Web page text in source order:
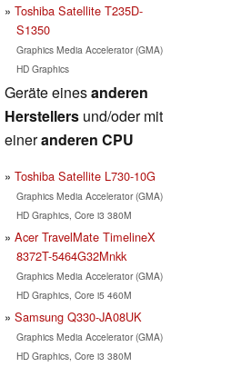
Toshiba Satellite T235D-
S1350
Graphics Media Accelerator (GMA)
HD Graphics
Geräte einesanderen
Herstellers und/oder mit
eineranderen CPU
Toshiba Satellite L730-10G
Graphics Media Accelerator (GMA)
HD Graphics, Core i3 380M
Acer TravelMate TimelineX
8372T-5464G32Mnkk
Graphics Media Accelerator (GMA)
HD Graphics, Core i5 460M
Samsung Q330-JA08UK
Graphics Media Accelerator (GMA)
HD Graphics, Core i3 380M